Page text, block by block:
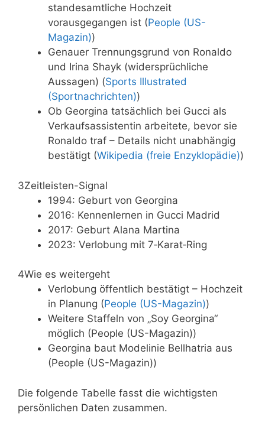
standesamtliche Hochzeit
vorausgegangen ist (People (US-
Magazin))
Genauer Trennungsgrund von Ronaldo
und Irina Shayk (widersprüchliche
Aussagen) (Sports Illustrated
(Sportnachrichten))
Ob Georgina tatsächlich bei Gucci als
Verkaufsassistentin arbeitete, bevor sie
Ronaldo traf – Details nicht unabhängig
bestätigt (Wikipedia (freie Enzyklopädie))
3Zeitleisten-Signal
1994: Geburt von Georgina
2016: Kennenlernen in Gucci Madrid
2017: Geburt Alana Martina
2023: Verlobung mit 7‑Karat‑Ring
4Wie es weitergeht
Verlobung öffentlich bestätigt – Hochzeit
in Planung (People (US-Magazin))
Weitere Staffeln von „Soy Georgina“
möglich (People (US-Magazin))
Georgina baut Modelinie Bellhatria aus
(People (US-Magazin))
Die folgende Tabelle fasst die wichtigsten
persönlichen Daten zusammen.